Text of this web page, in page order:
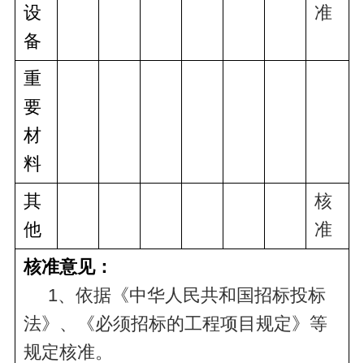
设
备
准
重
要
材
料
其
他
核
准
核准意见：
1、依据《中华人民共和国招标投标
法》、《必须招标的工程项目规定》等
规定核准。